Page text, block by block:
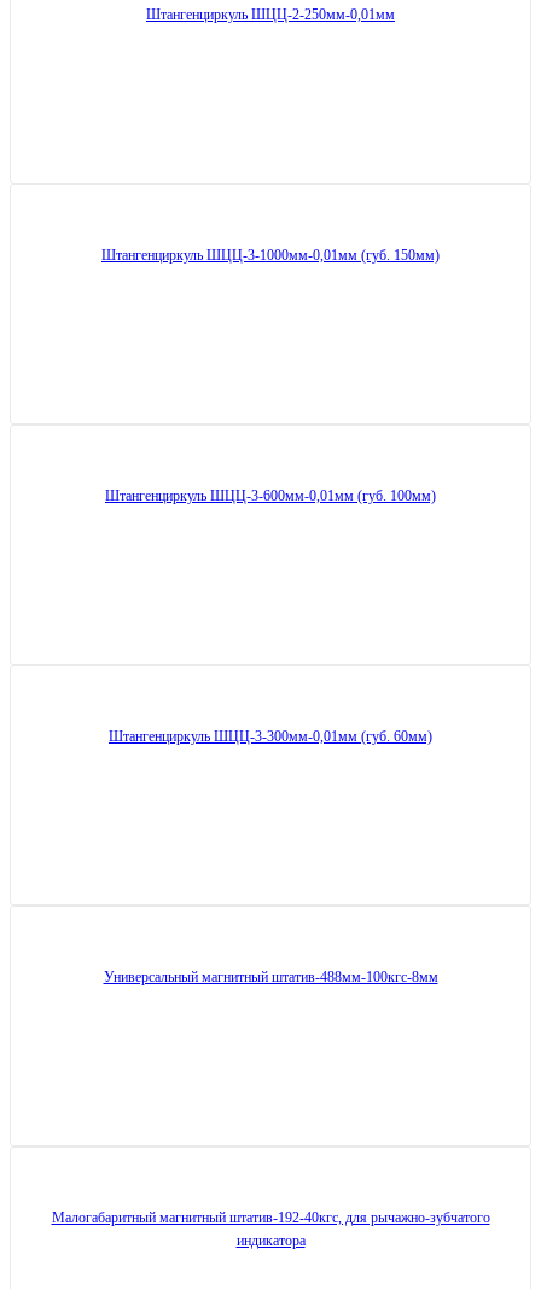
Штангенциркуль ШЦЦ-2-250мм-0,01мм
Штангенциркуль ШЦЦ-3-1000мм-0,01мм (губ. 150мм)
Штангенциркуль ШЦЦ-3-600мм-0,01мм (губ. 100мм)
Штангенциркуль ШЦЦ-3-300мм-0,01мм (губ. 60мм)
Универсальный магнитный штатив-488мм-100кгс-8мм
Малогабаритный магнитный штатив-192-40кгс, для рычажно-зубчатого
индикатора